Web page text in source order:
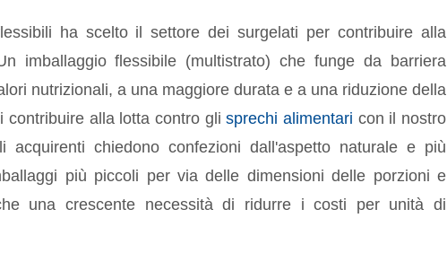
ha scelto il settore dei surgelati per contribuire alla
imballaggio flessibile (multistrato) che funge da barriera
nutrizionali, a una maggiore durata e a una riduzione della
contribuire alla lotta contro glisprechi alimentari con il nostro
chiedono confezioni dall'aspetto naturale e più
più piccoli per via delle dimensioni delle porzioni e
una crescente necessità di ridurre i costi per unità di